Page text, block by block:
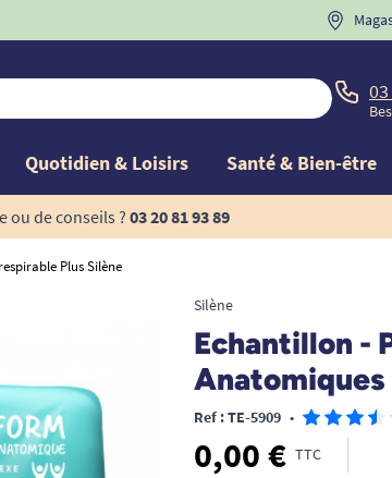
Quotidien & Loisirs Santé & Bien-être
ou de conseils ? 03 20 81 93 89
Plus Silène
Silène
Echantillon -
Ref : TE-5909 •
0,00 € TTC